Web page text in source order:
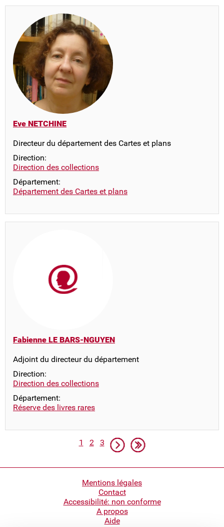
Eve NETCHINE
Directeur du département des Cartes et plans
Direction:
Direction des collections
Département:
Département des Cartes et plans
Fabienne LE BARS-NGUYEN
Adjoint du directeur du département
Direction:
Direction des collections
Département:
Réserve des livres rares
Pagination
Page
1 Page
2 Page
3 Page suivante
Dernière page
Mentions légales
Contact
Accessibilité: non conforme
A propos
Aide